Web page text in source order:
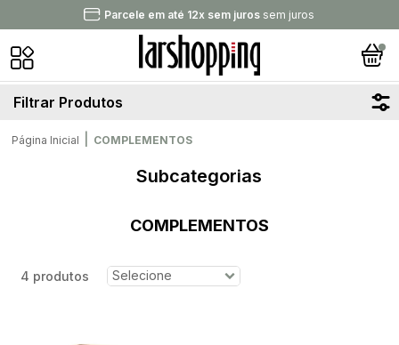
Parcele em até 12x sem juros sem juros
Página Inicial COMPLEMENTOS
Subcategorias
COMPLEMENTOS
4 produtos
Filtrar Produtos